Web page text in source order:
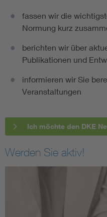
fassen wir die
Normung kurz
berichten wir über
Publikationen und
informieren wir Sie
Veranstaltungen
Ich möchte den DKE
Werden Sie aktiv!